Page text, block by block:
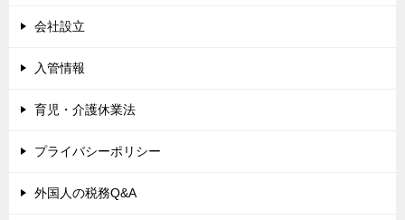
会社設立
入管情報
育児・介護休業法
プライバシーポリシー
外国人の税務Q&A